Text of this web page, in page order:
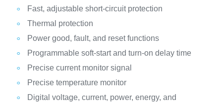
Fast, adjustable short-circuit protection
Thermal protection
Power good, fault, and reset functions
Programmable soft-start and turn-on delay time
Precise current monitor signal
Precise temperature monitor
Digital voltage, current, power, energy, and